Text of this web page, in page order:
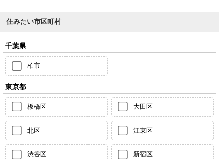
住みたい市区町村
千葉県
柏市
東京都
板橋区 大田区
北区 江東区
渋谷区 新宿区